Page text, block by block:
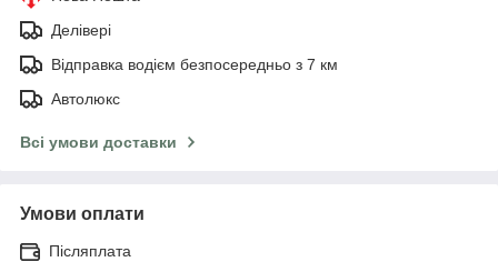
Делівері
Відправка водієм безпосередньо з 7 км
Автолюкс
Всі умови доставки
Умови оплати
Післяплата